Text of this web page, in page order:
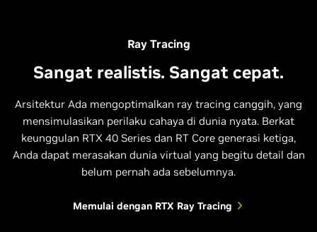
Ray Tracing
Sangat realistis. Sangat cepat.
Arsitektur Ada mengoptimalkan ray tracing canggih, yang
mensimulasikan perilaku cahaya di dunia nyata. Berkat
keunggulan RTX 40 Series dan RT Core generasi ketiga,
Anda dapat merasakan dunia virtual yang begitu detail dan
belum pernah ada sebelumnya.
Memulai dengan RTX Ray Tracing